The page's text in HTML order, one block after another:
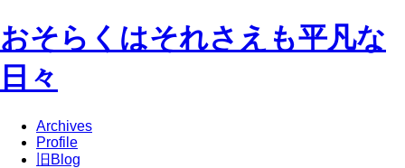
おそらくはそれさえも平凡な
日々
Archives
Profile
旧Blog